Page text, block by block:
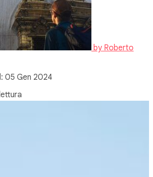
by Roberto
05 Gen 2024